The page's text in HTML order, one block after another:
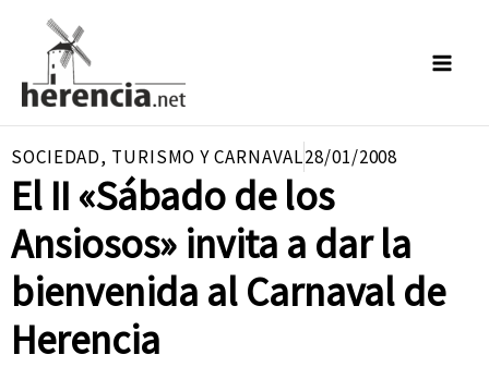
contenido
SOCIEDAD, TURISMO Y CARNAVAL28/01/2008
El II «Sábado de los
Ansiosos» invita a dar la
bienvenida al Carnaval de
Herencia